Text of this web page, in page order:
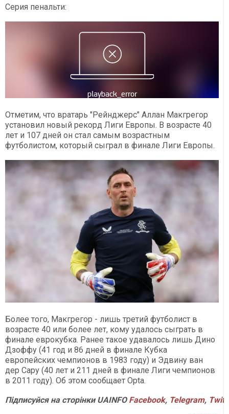
Серия пенальти:
Отметим, что вратарь "Рейнджерс" Аллан Макгрегор
установил новый рекорд Лиги Европы. В возрасте 40
лет и 107 дней он стал самым возрастным
футболистом, который сыграл в финале Лиги Европы.
Более того, Макгрегор - лишь третий футболист в
возрасте 40 или более лет, кому удалось сыграть в
финале еврокубка. Ранее такое удавалось лишь Дино
Дзоффу (41 год и 86 дней в финале Кубка
европейских чемпионов в 1983 году) и Эдвину ван
дер Сару (40 лет и 211 дней в финале Лиги чемпионов
в 2011 году). Об этом сообщает Opta.
Підписуйся на сторінки UAINFO Facebook, Telegram,